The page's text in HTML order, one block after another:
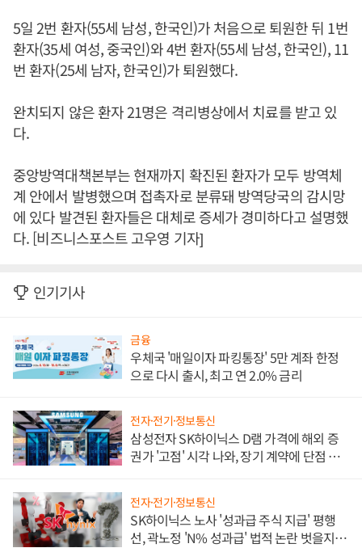
5일 2번 환자(55세 남성, 한국인)가 처음으로 퇴원한 뒤 1번
환자(35세 여성, 중국인)와 4번 환자(55세 남성, 한국인), 11
번 환자(25세 남자, 한국인)가 퇴원했다.
완치되지 않은 환자 21명은 격리병상에서 치료를 받고 있
다.
중앙방역대책본부는 현재까지 확진된 환자가 모두 방역체
계 안에서 발병했으며 접촉자로 분류돼 방역당국의 감시망
에 있다 발견된 환자들은 대체로 증세가 경미하다고 설명했
다. [비즈니스포스트 고우영 기자]
인기기사
금융
우체국 '매일이자 파킹통장' 5만 계좌 한정
으로 다시 출시, 최고 연 2.0% 금리
전자·전기·정보통신
삼성전자 SK하이닉스 D램 가격에 해외 증
권가 '고점' 시각 나와, 장기 계약에 단점 부
전자·전기·정보통신
SK하이닉스 노사 '성과급 주식 지급' 평행
선, 곽노정 'N% 성과급' 법적 논란 벗을지 주